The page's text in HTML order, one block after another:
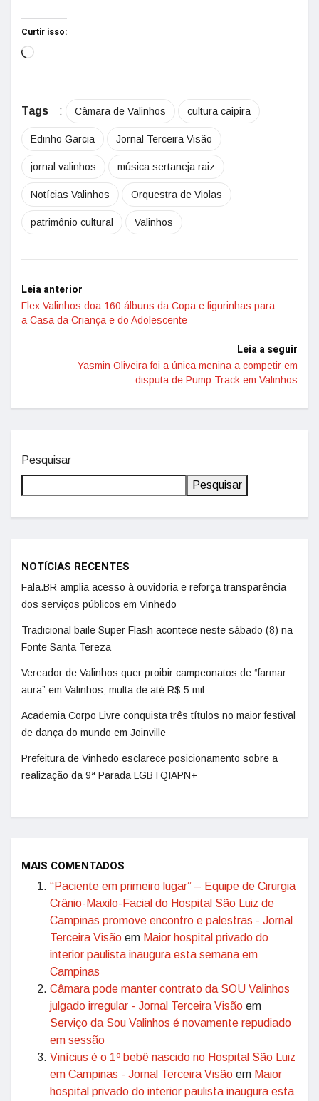
Curtir isso:
Tags : Câmara de Valinhos cultura caipira
Edinho Garcia Jornal Terceira Visão
jornal valinhos música sertaneja raiz
Notícias Valinhos Orquestra de Violas
patrimônio cultural Valinhos
Leia anterior
Flex Valinhos doa 160 álbuns da Copa e figurinhas para
a Casa da Criança e do Adolescente
Leia a seguir
Yasmin Oliveira foi a única menina a competir em
disputa de Pump Track em Valinhos
Pesquisar
Pesquisar
NOTÍCIAS RECENTES
Fala.BR amplia acesso à ouvidoria e reforça transparência
dos serviços públicos em Vinhedo
Tradicional baile Super Flash acontece neste sábado (8) na
Fonte Santa Tereza
Vereador de Valinhos quer proibir campeonatos de “farmar
aura” em Valinhos; multa de até R$ 5 mil
Academia Corpo Livre conquista três títulos no maior festival
de dança do mundo em Joinville
Prefeitura de Vinhedo esclarece posicionamento sobre a
realização da 9ª Parada LGBTQIAPN+
MAIS COMENTADOS
“Paciente em primeiro lugar” – Equipe de Cirurgia
Crânio-Maxilo-Facial do Hospital São Luiz de
Campinas promove encontro e palestras - Jornal
Terceira Visão em Maior hospital privado do
interior paulista inaugura esta semana em
Campinas
Câmara pode manter contrato da SOU Valinhos
julgado irregular - Jornal Terceira Visão em
Serviço da Sou Valinhos é novamente repudiado
em sessão
Vinícius é o 1º bebê nascido no Hospital São Luiz
em Campinas - Jornal Terceira Visão em Maior
hospital privado do interior paulista inaugura esta